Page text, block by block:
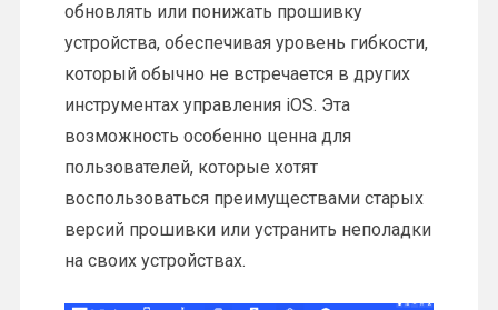
обновлять или понижать прошивку
устройства, обеспечивая уровень гибкости,
который обычно не встречается в других
инструментах управления iOS. Эта
возможность особенно ценна для
пользователей, которые хотят
воспользоваться преимуществами старых
версий прошивки или устранить неполадки
на своих устройствах.